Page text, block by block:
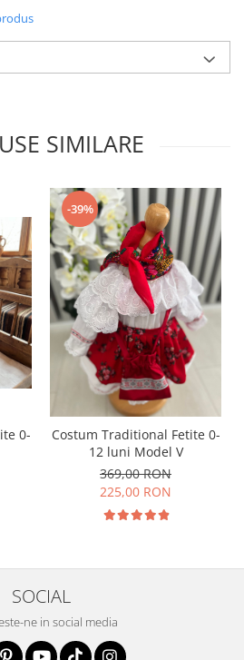
SIMILARE
0-
-39%
Costum Traditional Fetite 0-
12 luni Model V
369,00 RON
225,00 RON
SOCIAL
ne in social media